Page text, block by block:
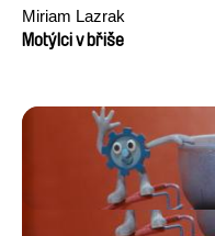
Miriam Lazrak
Motýlci v břiše